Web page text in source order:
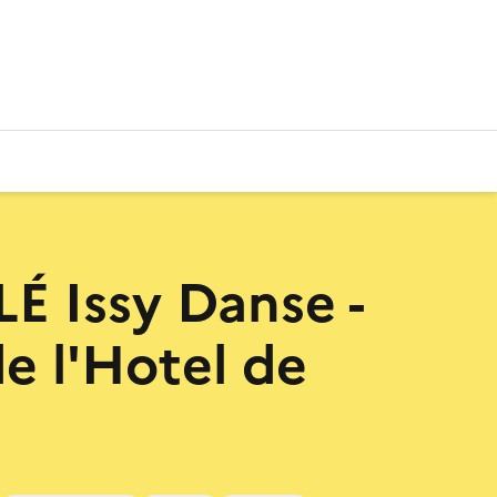
Issy Danse -
l'Hotel de